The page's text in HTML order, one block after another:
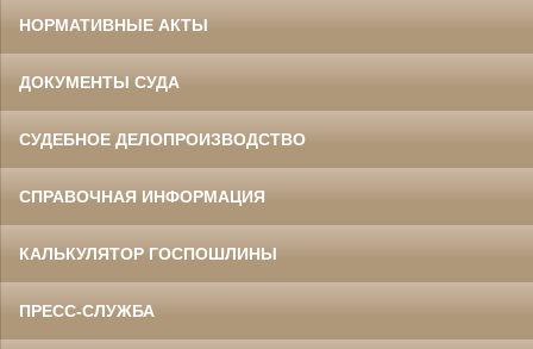
НОРМАТИВНЫЕ АКТЫ
ДОКУМЕНТЫ СУДА
СУДЕБНОЕ ДЕЛОПРОИЗВОДСТВО
СПРАВОЧНАЯ ИНФОРМАЦИЯ
КАЛЬКУЛЯТОР ГОСПОШЛИНЫ
ПРЕСС-СЛУЖБА